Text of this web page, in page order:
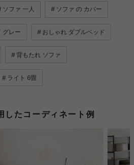
ソファ 一人 ソファ の カバー
グレー おしゃれ ダブルベッド
背もたれ ソファ
ライト 6畳
したコーディネート例